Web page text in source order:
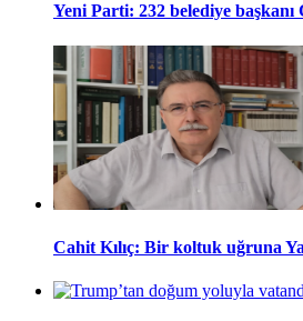
Yeni Parti: 232 belediye başkanı
Cahit Kılıç: Bir koltuk uğruna